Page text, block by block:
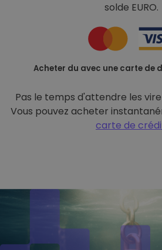
solde EURO.
Acheter du avec une carte de
Pas le temps d'attendre les
Vous pouvez acheter
carte de